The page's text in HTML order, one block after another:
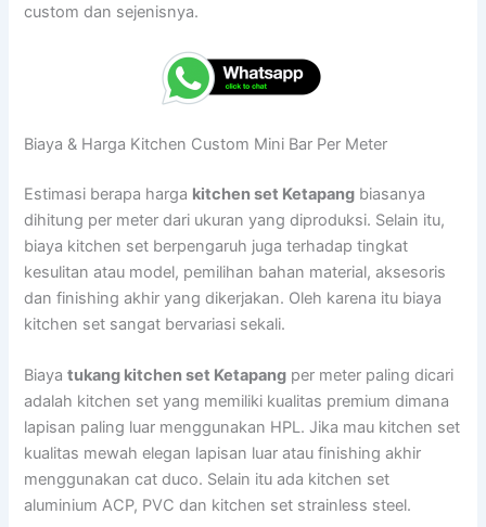
custom dan sejenisnya.
Biaya & Harga Kitchen Custom Mini Bar Per Meter
Estimasi berapa harga kitchen set Ketapang biasanya
dihitung per meter dari ukuran yang diproduksi. Selain itu,
biaya kitchen set berpengaruh juga terhadap tingkat
kesulitan atau model, pemilihan bahan material, aksesoris
dan finishing akhir yang dikerjakan. Oleh karena itu biaya
kitchen set sangat bervariasi sekali.
Biayatukang kitchen set Ketapang per meter paling dicari
adalah kitchen set yang memiliki kualitas premium dimana
lapisan paling luar menggunakan HPL. Jika mau kitchen set
kualitas mewah elegan lapisan luar atau finishing akhir
menggunakan cat duco. Selain itu ada kitchen set
aluminium ACP, PVC dan kitchen set strainless steel.